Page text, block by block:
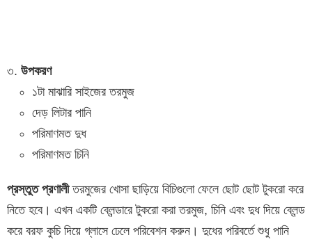
৩. উপকরণ
১টা মাঝারি সাইজের তরমুজ
দেড় লিটার পানি
পরিমাণমত দুধ
পরিমাণমত চিনি
প্রস্তুত প্রণালীতরমুজের খোসা ছাড়িয়ে বিচিগুলো ফেলে ছোট ছোট টুকরো করে
নিতে হবে। এখন একটি ব্লেন্ডারে টুকরো করা তরমুজ, চিনি এবং দুধ দিয়ে ব্লেন্ড
করে বরফ কুচি দিয়ে গ্লাসে ঢেলে পরিবেশন করুন। দুধের পরিবর্তে শুধু পানি